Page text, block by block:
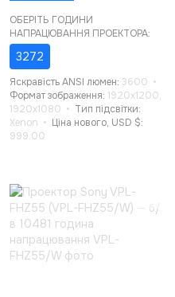
ОБЕРІТЬ ГОДИНИ
НАПРАЦЮВАННЯ ПРОЕКТОРА:
3272
Яскравість ANSI люмен 3600
Формат зображення 1920x1200,
1920x1080
Тип підсвітки
Xenon
Ціна нового, USD $
999.00